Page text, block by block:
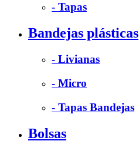
- Tapas
Bandejas plásticas
- Livianas
- Micro
- Tapas Bandejas
Bolsas